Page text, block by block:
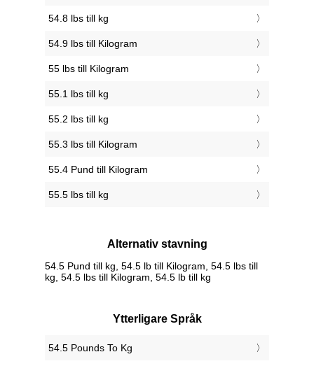
54.8 lbs till kg
54.9 lbs till Kilogram
55 lbs till Kilogram
55.1 lbs till kg
55.2 lbs till kg
55.3 lbs till Kilogram
55.4 Pund till Kilogram
55.5 lbs till kg
Alternativ stavning
54.5 Pund till kg, 54.5 lb till Kilogram, 54.5 lbs till
kg, 54.5 lbs till Kilogram, 54.5 lb till kg
Ytterligare Språk
‎54.5 Pounds To Kg